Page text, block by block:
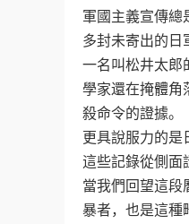
軍國主義宣傳總
多封未寄出的日
一名叫松井太郎
學家還在掩體角
殺命令的證據。
更具說服力的是
這些記錄從側面
當我們回望這段
暴者，也是這種